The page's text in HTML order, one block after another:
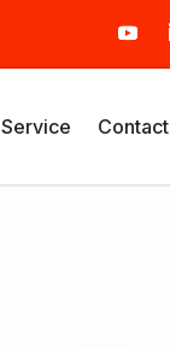
Service Contact